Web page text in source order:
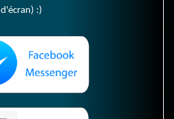
d'écran) :)